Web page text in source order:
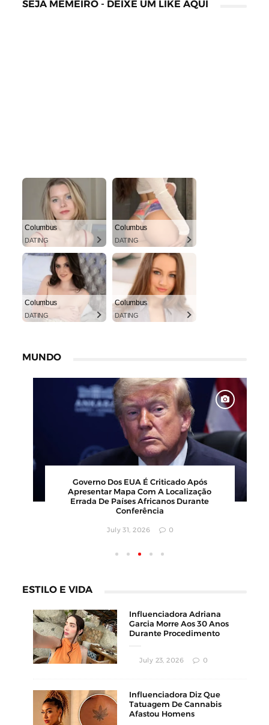
SEJA MEMEIRO - DEIXE UM LIKE AQUI
Columbus
DATING
Columbus
DATING
Columbus
DATING
Columbus
DATING
MUNDO
Barbearia Nudista Viraliza Ao Atrair
Clientes Com Conceito Inusitado E
Faturamento Milionário
ESTILO E VIDA
Influenciadora Adriana
Garcia Morre Aos 30 Anos
Durante Procedimento
July 23, 2026 0
Influenciadora Diz Que
Tatuagem De Cannabis
Afastou Homens